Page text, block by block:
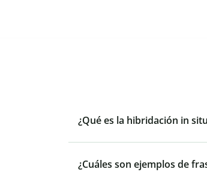
¿Qué es la hibridación in
¿Cuáles son ejemplos de